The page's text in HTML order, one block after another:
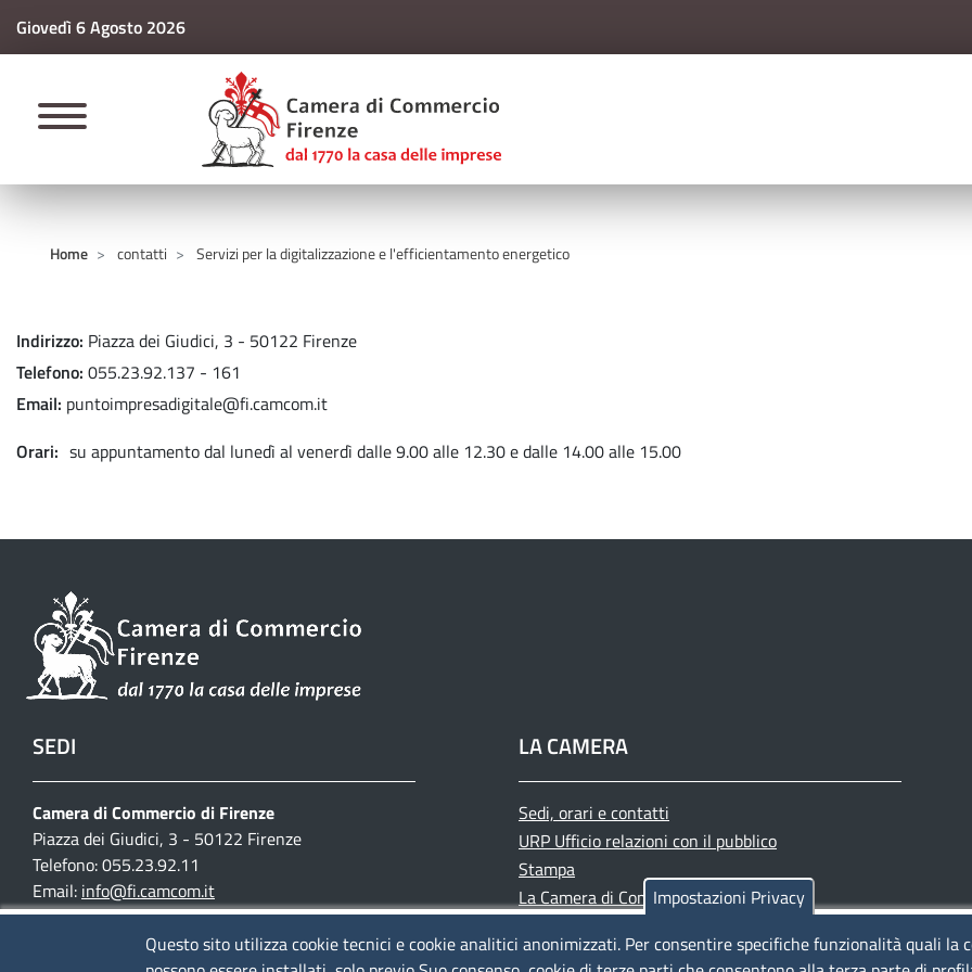
Giovedì 6 Agosto 2026
CAMERE DI COMMERCIO D'ITALIA
Home contatti Servizi per la digitalizzazione e l'efficientamento energetico
Indirizzo Piazza dei Giudici, 3 - 50122 Firenze
Telefono 055.23.92.137 - 161
Email puntoimpresadigitale@fi.camcom.it
Orari
su appuntamento dal lunedì al venerdì dalle 9.00 alle 12.30 e dalle 14.00 alle 15.00
SEDI
Camera di Commercio di Firenze
Piazza dei Giudici, 3 - 50122 Firenze
Telefono: 055.23.92.11
Email: info@fi.camcom.it
Posta elettronica certificata:
cciaa.firenze@fi.legalmail.camcom.it
LA CAMERA
Sedi, orari e contatti
URP Ufficio relazioni con il pubblico
Stampa
La Camera di Commercio oggi
Siti tematici
Impostazioni Privacy
Questo sito utilizza cookie tecnici e cookie analitici anonimizzati. Per consentire specifiche funzionalità quali la